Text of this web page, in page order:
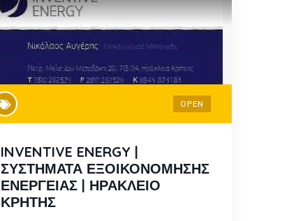
OPEN
INVENTIVE ENERGY |
ΣΥΣΤΗΜΑΤΑ ΕΞΟΙΚΟΝΟΜΗΣΗΣ
ΕΝΕΡΓΕΙΑΣ | ΗΡΑΚΛΕΙΟ
ΚΡΗΤΗΣ